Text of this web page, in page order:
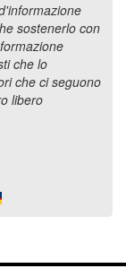
sostenerlo con
che lo
che ci seguono
libero